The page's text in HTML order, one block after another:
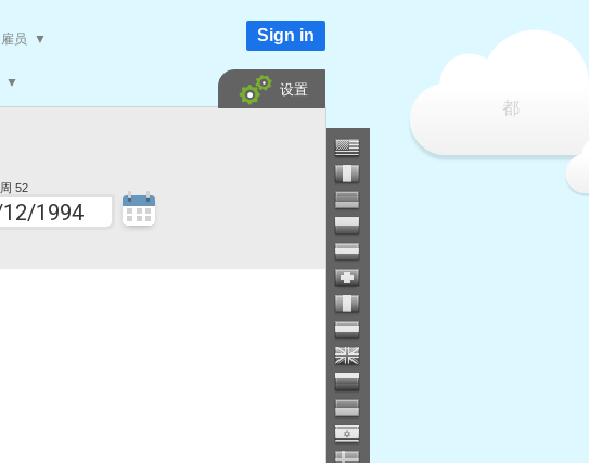
周 52
都
▼
雇员 ▼ Sign in
设置